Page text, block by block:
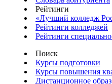
Рейтинги
«Лучший колледж
Рейтинги колледжей
Рейтинги
Поиск
Курсы подготовки
Курсы повышения
Дистанционное